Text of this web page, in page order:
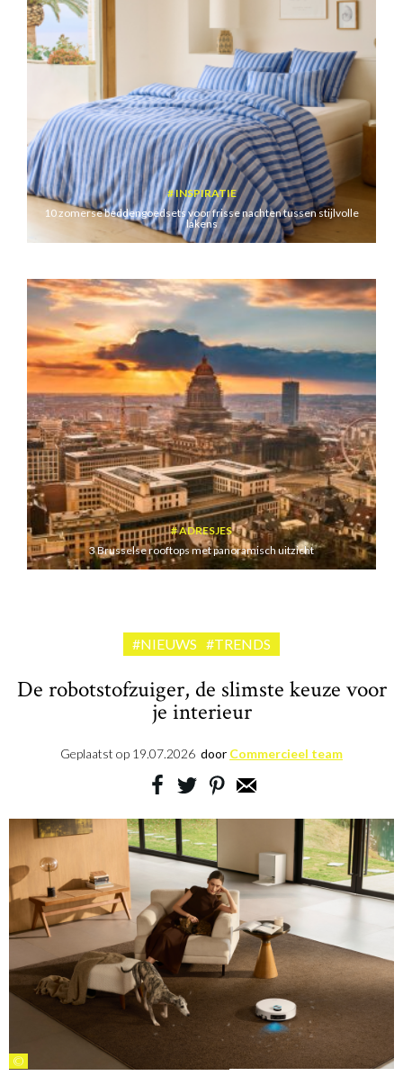
INSPIRATIE
10 zomerse beddengoedsets voor frisse nachten tussen stijlvolle
lakens
ADRESJES
3 Brusselse rooftops met panoramisch uitzicht
#NIEUWS #TRENDS
De robotstofzuiger, de slimste keuze voor
je interieur
Geplaatst op 19.07.2026 door Commercieel team
©